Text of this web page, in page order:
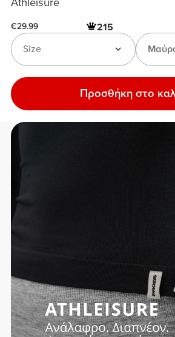
€29.99 215
Size
Προσθήκη στο